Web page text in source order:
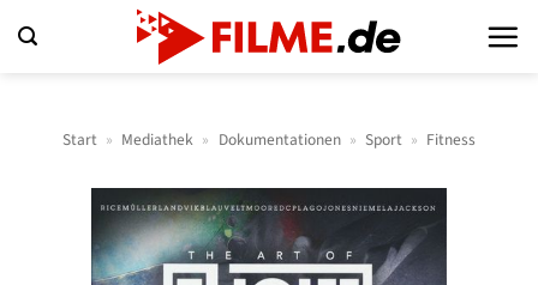
Inhalt
Start » Mediathek » Dokumentationen » Sport » Fitness